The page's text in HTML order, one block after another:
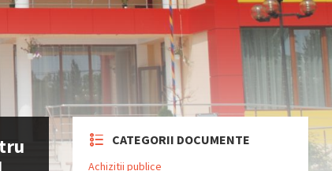
CATEGORII DOCUMENTE
Achizitii publice